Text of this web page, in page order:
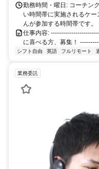
勤務時間・曜日: コーチン
い時間帯に実施されるケ
んが参加する時間帯です
仕事内容:
に喜べる方、募集！
シフト自由 英語 フルリモート
業務委託